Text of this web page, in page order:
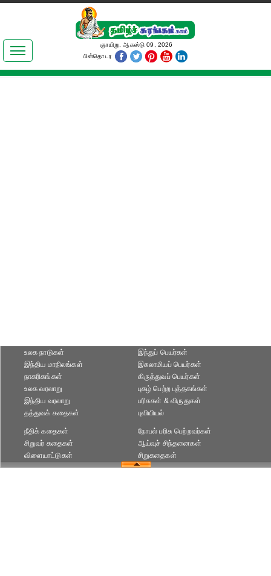
இலக்கியங்கள்
தமிழ் உலகம்
ஞாயிறு, ஆகஸ்டு 09, 2026
பின்தொடர
உலக நாடுகள்
இந்திய மாநிலங்கள்
நாகரிகங்கள்
இந்துப் பெயர்கள்
இசுலாமியப் பெயர்கள்
கிருத்துவப் பெயர்கள்
உலக வரலாறு
இந்திய வரலாறு
தத்துவக் கதைகள்
புகழ் பெற்ற புத்தகங்கள்
பரிசுகள் & விருதுகள்
புவியியல்
நீதிக் கதைகள்
சிறுவர் கதைகள்
விளையாட்டுகள்
நோபல் பரிசு‎ பெற்றவர்‎கள்
ஆய்வுச் சிந்தனைகள்
சிறுகதைகள்